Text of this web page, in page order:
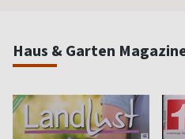
Haus & Garten